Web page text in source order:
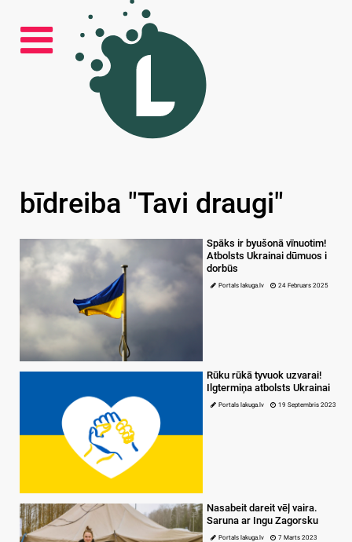
bīdreiba "Tavi draugi"
Spāks ir byušonā vīnuotim!
Atbolsts Ukrainai dūmuos i
dorbūs
Portals lakuga.lv 24 Februars 2025
Rūku rūkā tyvuok uzvarai!
Ilgtermiņa atbolsts Ukrainai
Portals lakuga.lv 19 Septembris 2023
Nasabeit dareit vēļ vaira.
Saruna ar Ingu Zagorsku
Portals lakuga.lv 7 Marts 2023